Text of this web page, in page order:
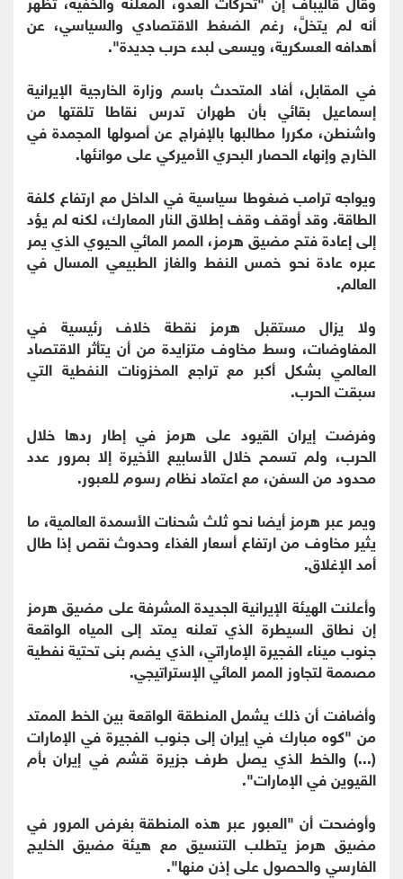
أنه لم يتخلَّ، رغم الضغط الاقتصادي والسياسي، عن
أهدافه العسكرية، ويسعى لبدء حرب جديدة".
في المقابل، أفاد المتحدث باسم وزارة الخارجية الإيرانية
إسماعيل بقائي بأن طهران تدرس نقاطا تلقتها من
واشنطن، مكررا مطالبها بالإفراج عن أصولها المجمدة في
الخارج وإنهاء الحصار البحري الأميركي على موانئها.
ويواجه ترامب ضغوطا سياسية في الداخل مع ارتفاع كلفة
الطاقة. وقد أوقف وقف إطلاق النار المعارك، لكنه لم يؤد
إلى إعادة فتح مضيق هرمز، الممر المائي الحيوي الذي يمر
عبره عادة نحو خمس النفط والغاز الطبيعي المسال في
العالم.
ولا يزال مستقبل هرمز نقطة خلاف رئيسية في
المفاوضات، وسط مخاوف متزايدة من أن يتأثر الاقتصاد
العالمي بشكل أكبر مع تراجع المخزونات النفطية التي
سبقت الحرب.
وفرضت إيران القيود على هرمز في إطار ردها خلال
الحرب، ولم تسمح خلال الأسابيع الأخيرة إلا بمرور عدد
محدود من السفن، مع اعتماد نظام رسوم للعبور.
ويمر عبر هرمز أيضا نحو ثلث شحنات الأسمدة العالمية، ما
يثير مخاوف من ارتفاع أسعار الغذاء وحدوث نقص إذا طال
أمد الإغلاق.
وأعلنت الهيئة الإيرانية الجديدة المشرفة على مضيق هرمز
إن نطاق السيطرة الذي تعلنه يمتد إلى المياه الواقعة
جنوب ميناء الفجيرة الإماراتي، الذي يضم بنى تحتية نفطية
مصممة لتجاوز الممر المائي الإستراتيجي.
وأضافت أن ذلك يشمل المنطقة الواقعة بين الخط الممتد
من "كوه مبارك في إيران إلى جنوب الفجيرة في الإمارات
(...) والخط الذي يصل طرف جزيرة قشم في إيران بأم
القيوين في الإمارات".
وأوضحت أن "العبور عبر هذه المنطقة بغرض المرور في
مضيق هرمز يتطلب التنسيق مع هيئة مضيق الخليج
الفارسي والحصول على إذن منها".